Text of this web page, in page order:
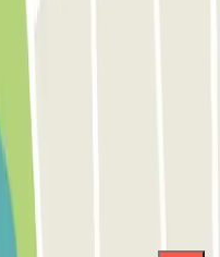
et
des concours et